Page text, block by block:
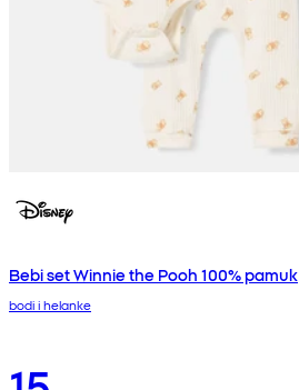
Bebi set Winnie the Pooh 100% pamuk
bodi i helanke